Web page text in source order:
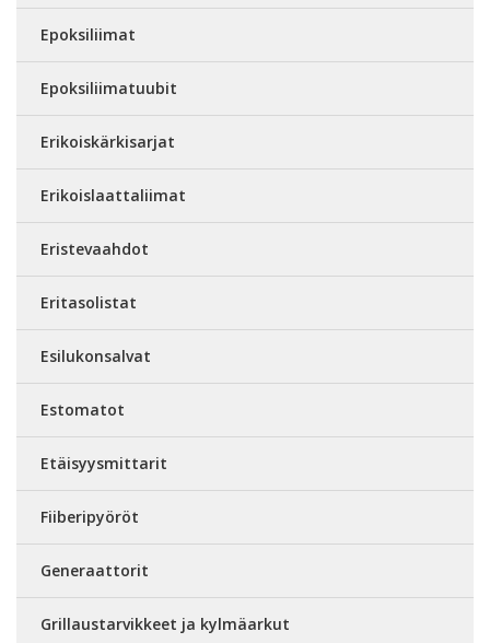
Epoksiliimat
Epoksiliimatuubit
Erikoiskärkisarjat
Erikoislaattaliimat
Eristevaahdot
Eritasolistat
Esilukonsalvat
Estomatot
Etäisyysmittarit
Fiiberipyöröt
Generaattorit
Grillaustarvikkeet ja kylmäarkut